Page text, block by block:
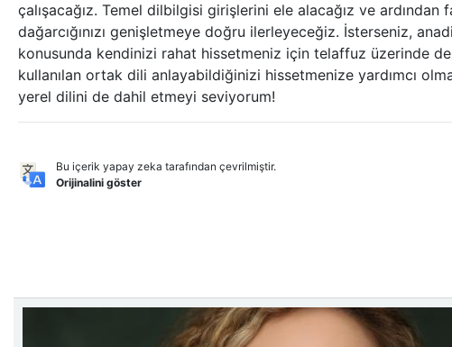
çalışacağız. Temel dilbilgisi girişlerini ele alacağız ve
dağarcığınızı genişletmeye doğru ilerleyeceğiz. İsterseniz,
konusunda kendinizi rahat hissetmeniz için telaffuz üzerinde
kullanılan ortak dili anlayabildiğinizi hissetmenize yardımcı
yerel dilini de dahil etmeyi seviyorum!
Bu içerik yapay zeka tarafından çevrilmiştir.
Orijinalini göster